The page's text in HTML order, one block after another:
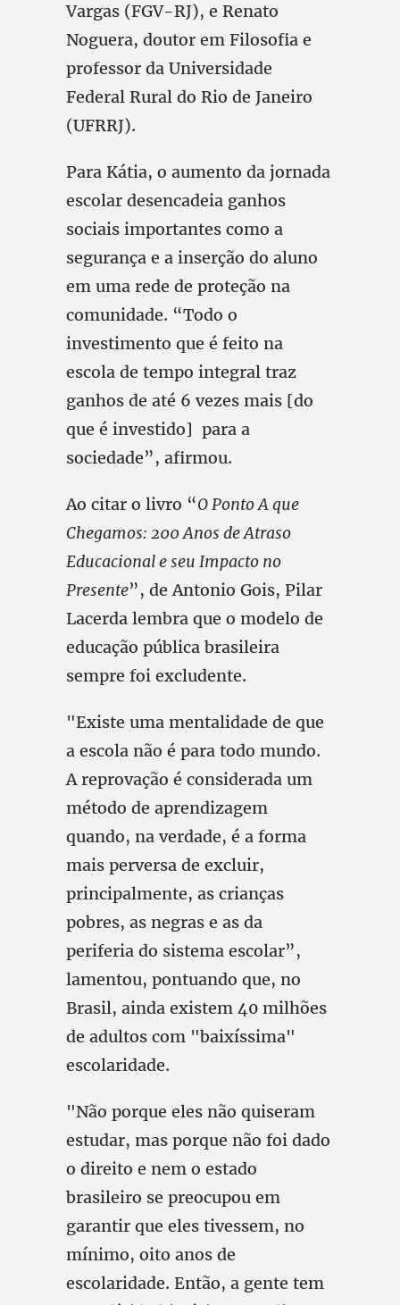
Vargas (FGV-RJ), e Renato
Noguera, doutor em Filosofia e
professor da Universidade
Federal Rural do Rio de Janeiro
(UFRRJ).
Para Kátia, o aumento da jornada
escolar desencadeia ganhos
sociais importantes como a
segurança e a inserção do aluno
em uma rede de proteção na
comunidade. “Todo o
investimento que é feito na
escola de tempo integral traz
ganhos de até 6 vezes mais [do
que é investido] para a
sociedade”, afirmou.
Ao citar o livro “O Ponto A que
Chegamos: 200 Anos de Atraso
Educacional e seu Impacto no
Presente”, de Antonio Gois, Pilar
Lacerda lembra que o modelo de
educação pública brasileira
sempre foi excludente.
"Existe uma mentalidade de que
a escola não é para todo mundo.
A reprovação é considerada um
método de aprendizagem
quando, na verdade, é a forma
mais perversa de excluir,
principalmente, as crianças
pobres, as negras e as da
periferia do sistema escolar”,
lamentou, pontuando que, no
Brasil, ainda existem 40 milhões
de adultos com "baixíssima"
escolaridade.
"Não porque eles não quiseram
estudar, mas porque não foi dado
o direito e nem o estado
brasileiro se preocupou em
garantir que eles tivessem, no
mínimo, oito anos de
escolaridade. Então, a gente tem